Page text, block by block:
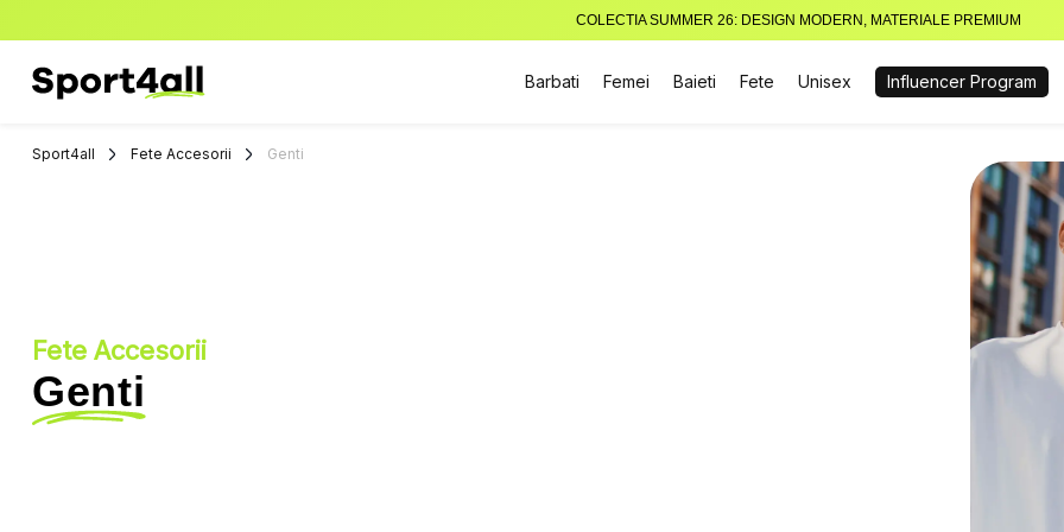
COLECTIA SUMMER 26: DESIGN MODERN, MATERIALE PREMIUM
Sport
Barbati Femei Baieti Fete Unisex Influencer Program
Sport4all Fete Accesorii Genti
Fete Accesorii
Genti